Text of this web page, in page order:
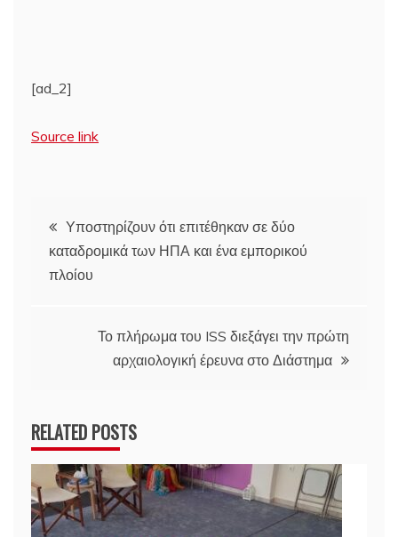
[ad_2]
Source link
Πλοήγηση
άρθρων
Υποστηρίζουν ότι επιτέθηκαν σε δύο
καταδρομικά των ΗΠΑ και ένα εμπορικού
πλοίου
Το πλήρωμα του ISS διεξάγει την πρώτη
αρχαιολογική έρευνα στο Διάστημα
RELATED POSTS